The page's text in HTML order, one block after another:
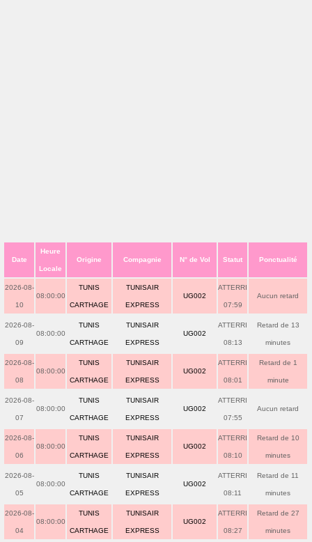
Date
Heure
Locale
Origine Compagnie N° de Vol Statut Ponctualité
2026-08-
10
08:00:00
TUNIS
CARTHAGE
TUNISAIR
EXPRESS
UG002
ATTERRI
07:59
Aucun retard
2026-08-
09
08:00:00
TUNIS
CARTHAGE
TUNISAIR
EXPRESS
UG002
ATTERRI
08:13
Retard de 13
minutes
2026-08-
08
08:00:00
TUNIS
CARTHAGE
TUNISAIR
EXPRESS
UG002
ATTERRI
08:01
Retard de 1
minute
2026-08-
07
08:00:00
TUNIS
CARTHAGE
TUNISAIR
EXPRESS
UG002
ATTERRI
07:55
Aucun retard
2026-08-
06
08:00:00
TUNIS
CARTHAGE
TUNISAIR
EXPRESS
UG002
ATTERRI
08:10
Retard de 10
minutes
2026-08-
05
08:00:00
TUNIS
CARTHAGE
TUNISAIR
EXPRESS
UG002
ATTERRI
08:11
Retard de 11
minutes
2026-08-
04
08:00:00
TUNIS
CARTHAGE
TUNISAIR
EXPRESS
UG002
ATTERRI
08:27
Retard de 27
minutes